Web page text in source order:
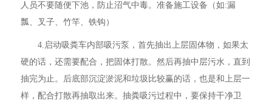
人员不要随便下池，防止沼气中毒。准备施工设备（如:漏
瓢、叉子、竹竿、铁钩）
4.启动吸粪车内部吸污泵，首先抽出上层固体物，如果太
硬的话，还需要配合，把固体打散。然后再抽中层污水，直到
抽完为止。后底部沉淀淤泥和垃圾比较赢的话，也是和上层一
样，配合打散再抽取出来。抽粪吸污过程中，要保持干净卫